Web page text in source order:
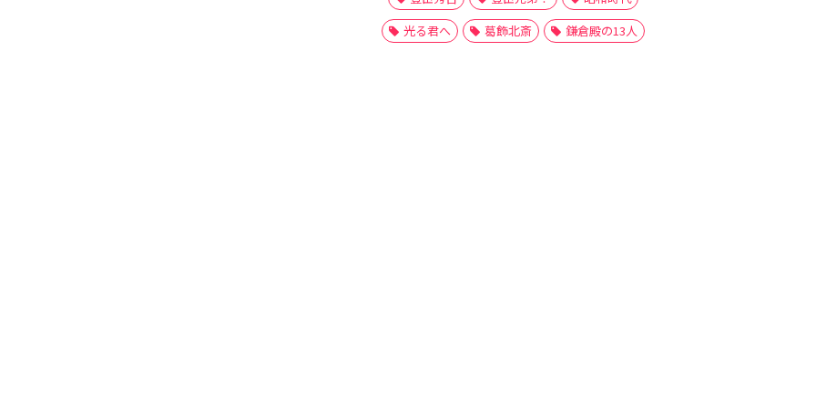
光る君へ
葛飾北斎 鎌倉殿の13人